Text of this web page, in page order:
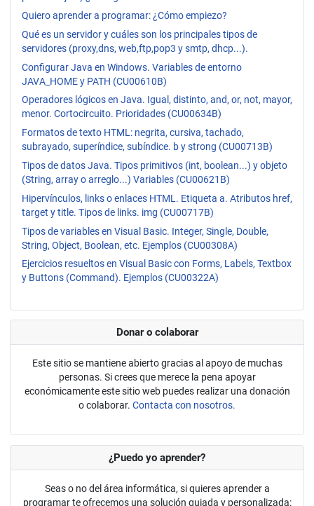
Quiero aprender a programar: ¿Cómo empiezo?
Qué es un servidor y cuáles son los principales tipos de
servidores (proxy,dns, web,ftp,pop3 y smtp, dhcp...).
Configurar Java en Windows. Variables de entorno
JAVA_HOME y PATH (CU00610B)
Operadores lógicos en Java. Igual, distinto, and, or, not, mayor,
menor. Cortocircuito. Prioridades (CU00634B)
Formatos de texto HTML: negrita, cursiva, tachado,
subrayado, superíndice, subíndice. b y strong (CU00713B)
Tipos de datos Java. Tipos primitivos (int, boolean...) y objeto
(String, array o arreglo...) Variables (CU00621B)
Hipervínculos, links o enlaces HTML. Etiqueta a. Atributos href,
target y title. Tipos de links. img (CU00717B)
Tipos de variables en Visual Basic. Integer, Single, Double,
String, Object, Boolean, etc. Ejemplos (CU00308A)
Ejercicios resueltos en Visual Basic con Forms, Labels, Textbox
y Buttons (Command). Ejemplos (CU00322A)
Donar o colaborar
Este sitio se mantiene abierto gracias al apoyo de muchas
personas. Si crees que merece la pena apoyar
económicamente este sitio web puedes realizar una donación
o colaborar. Contacta con nosotros.
¿Puedo yo aprender?
Seas o no del área informática, si quieres aprender a
programar te ofrecemos una solución guiada y personalizada: